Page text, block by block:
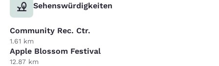
Sehenswürdigkeiten
Community Rec. Ctr.
1.61 km
Apple Blossom Festival
12.87 km